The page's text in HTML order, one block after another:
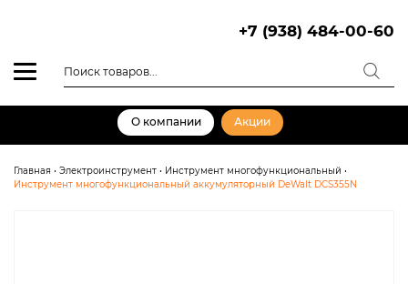
+7 (938) 484-00-60
товаров
О компании Акции
Главная • Электроинструмент • Инструмент многофункциональный •
Инструмент многофункциональный аккумуляторный DeWalt DCS355N